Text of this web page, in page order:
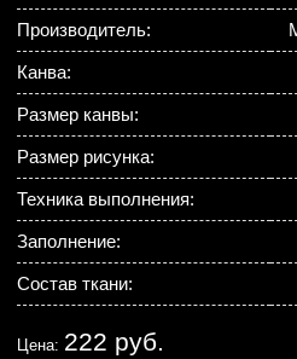
Производитель:
Канва:
Размер канвы:
Размер рисунка:
Техника выполнения:
Заполнение:
Состав ткани:
Цена: 222 руб.